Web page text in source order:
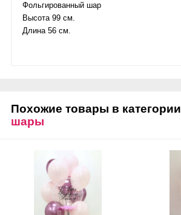
Фольгированный шар
Высота 99 см.
Длина 56 см.
Похожие товары в категории
шары